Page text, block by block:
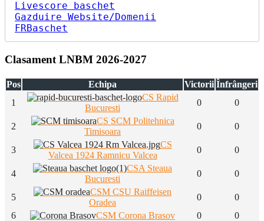
Livescore baschet
Gazduire Website/Domenii
FRBaschet
Clasament LNBM 2026-2027
Pos Echipa Victorii Înfrângeri
1
CS Rapid
Bucuresti
0 0
2
CS SCM Politehnica
Timisoara
0 0
3
CS
Valcea 1924 Ramnicu Valcea
0 0
4
CSA Steaua
Bucuresti
0 0
5
CSM CSU Raiffeisen
Oradea
0
0
6
CSM Corona Brasov 0
0